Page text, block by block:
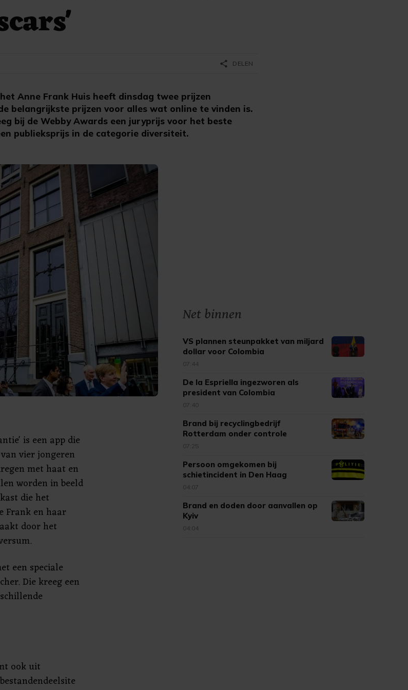
het Anne Frank Huis heeft dinsdag twee prijzen
belangrijkste prijzen voor alles wat online te vinden is.
bij de Webby Awards een juryprijs voor het beste
publieksprijs in de categorie diversiteit.
share DELEN
is een app die
vier jongeren
met haat en
worden in beeld
die het
Frank en haar
door het
een speciale
Die kreeg een
ook uit
Net binnen
VS plannen steunpakket van miljard
dollar voor Colombia
07:44
De la Espriella ingezworen als
president van Colombia
07:40
Brand bij recyclingbedrijf
Rotterdam onder controle
07:25
Persoon omgekomen bij
schietincident in Den Haag
04:07
Brand en doden door aanvallen op
Kyiv
04:04